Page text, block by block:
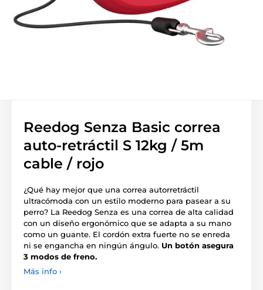
Reedog Senza Basic correa
auto-retráctil S 12kg / 5m
cable / rojo
¿Qué hay mejor que una correa autorretráctil
ultracómoda con un estilo moderno para pasear a su
perro? La Reedog Senza es una correa de alta calidad
con un diseño ergonómico que se adapta a su mano
como un guante. El cordón extra fuerte no se enreda
ni se engancha en ningún ángulo. Un botón asegura
3 modos de freno.
Más info ›